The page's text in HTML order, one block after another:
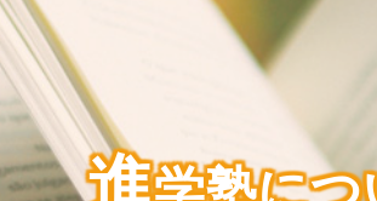
進